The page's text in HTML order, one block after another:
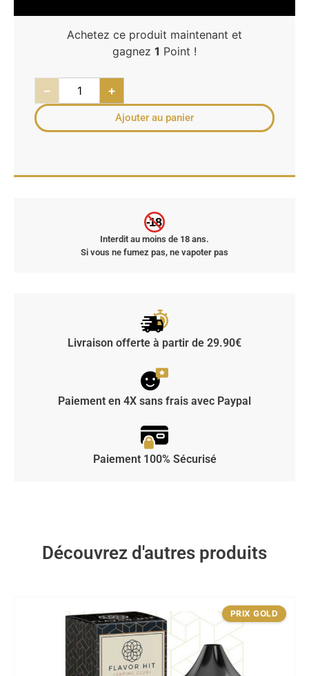
Achetez ce produit maintenant et
gagnez 1 Point !
− +
Ajouter au panier
-18
Interdit au moins de 18 ans.
Si vous ne fumez pas, ne vapoter pas
Livraison offerte à partir de 29.90€
Paiement en 4X sans frais avec Paypal
Paiement 100% Sécurisé
Découvrez d'autres produits
PRIX GOLD